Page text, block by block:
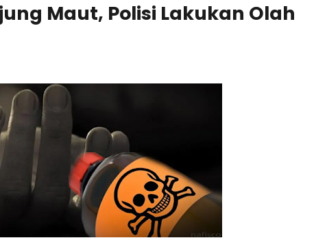
Maut, Polisi Lakukan Olah